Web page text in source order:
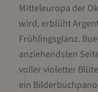
Mitteleuropa der
wird, erblüht
Frühlingsglanz.
anziehendsten
voller violetter
ein